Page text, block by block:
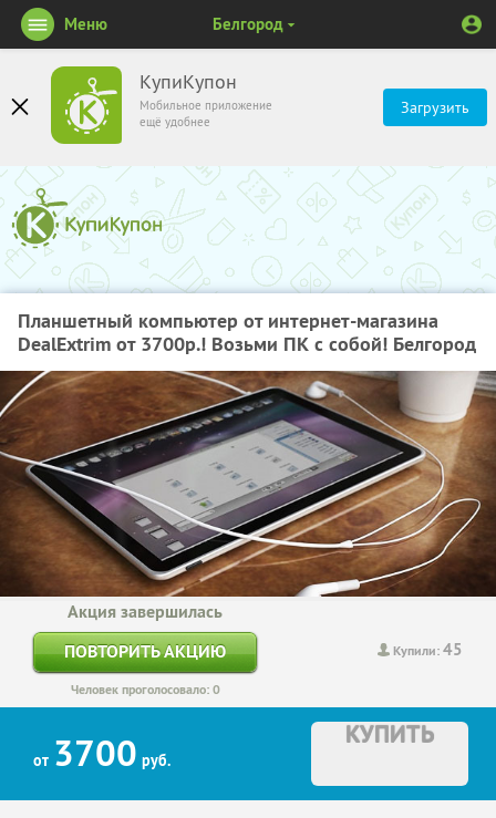
КупиКупон
Мобильное приложение
ещё удобнее
Загрузить
Меню Белгород
Планшетный компьютер от интернет-магазина
DealExtrim от 3700р.! Возьми ПК с собой! Белгород
Купили:45
Акция завершилась
ПОВТОРИТЬ АКЦИЮ
Человек проголосовало: 0
от 3700 руб.
КУПИТЬ